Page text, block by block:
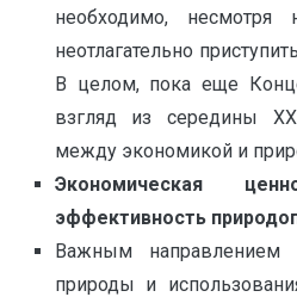
необходимо,
неотлагательно
В целом, пока еще
взгляд из середины
между экономикой и
Экономическая
эффективность
Важным
природы и